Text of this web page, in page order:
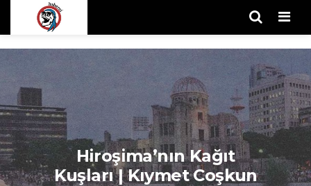
Hiroşima’nın Kağıt
Kuşları | Kıymet Coşkun